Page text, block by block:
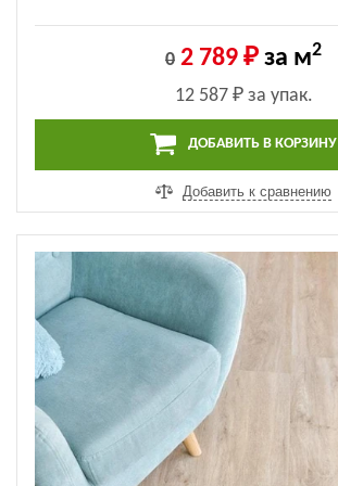
0 2 789 ₽ за м2
12 587 ₽за упак.
ДОБАВИТЬ В КОРЗИНУ
Добавить к сравнению